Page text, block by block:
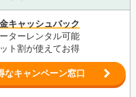
キャッシュバック
ターレンタル可能
ト割が使えてお得
なキャンペーン窓口